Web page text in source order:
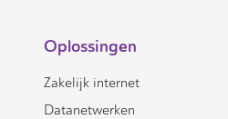
Oplossingen
Zakelijk internet
Datanetwerken